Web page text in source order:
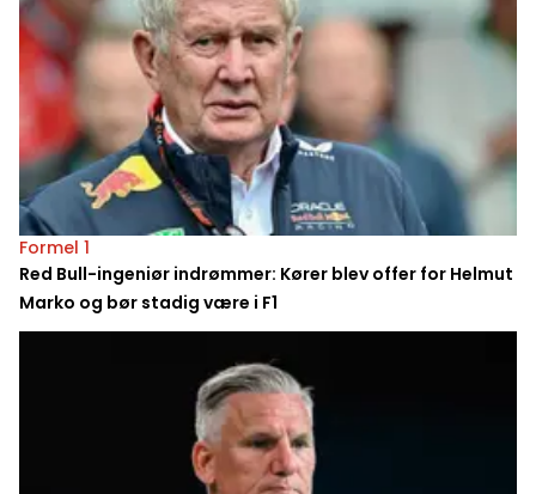
Formel 1
Red Bull-ingeniør indrømmer: Kører blev offer for Helmut
Marko og bør stadig være i F1